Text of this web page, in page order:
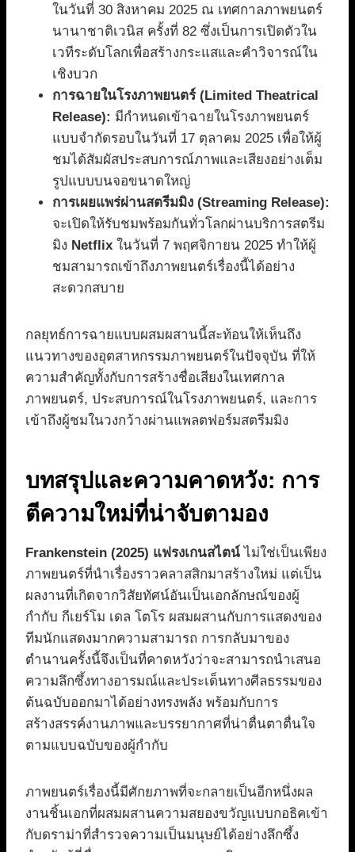
ในวันที่ 30 สิงหาคม 2025 ณ เทศกาลภาพยนตร์
นานาชาติเวนิส ครั้งที่ 82 ซึ่งเป็นการเปิดตัวใน
เวทีระดับโลกเพื่อสร้างกระแสและคำวิจารณ์ใน
เชิงบวก
การฉายในโรงภาพยนตร์ (Limited Theatrical
Release): มีกำหนดเข้าฉายในโรงภาพยนตร์
แบบจำกัดรอบในวันที่ 17 ตุลาคม 2025 เพื่อให้ผู้
ชมได้สัมผัสประสบการณ์ภาพและเสียงอย่างเต็ม
รูปแบบบนจอขนาดใหญ่
การเผยแพร่ผ่านสตรีมมิง (Streaming Release):
จะเปิดให้รับชมพร้อมกันทั่วโลกผ่านบริการสตรีม
มิง Netflix ในวันที่ 7 พฤศจิกายน 2025 ทำให้ผู้
ชมสามารถเข้าถึงภาพยนตร์เรื่องนี้ได้อย่าง
สะดวกสบาย
กลยุทธ์การฉายแบบผสมผสานนี้สะท้อนให้เห็นถึง
แนวทางของอุตสาหกรรมภาพยนตร์ในปัจจุบัน ที่ให้
ความสำคัญทั้งกับการสร้างชื่อเสียงในเทศกาล
ภาพยนตร์, ประสบการณ์ในโรงภาพยนตร์, และการ
เข้าถึงผู้ชมในวงกว้างผ่านแพลตฟอร์มสตรีมมิง
บทสรุปและความคาดหวัง: การ
ตีความใหม่ที่น่าจับตามอง
Frankenstein (2025) แฟรงเกนสไตน์ ไม่ใช่เป็นเพียง
ภาพยนตร์ที่นำเรื่องราวคลาสสิกมาสร้างใหม่ แต่เป็น
ผลงานที่เกิดจากวิสัยทัศน์อันเป็นเอกลักษณ์ของผู้
กำกับ กีเยร์โม เดล โตโร ผสมผสานกับการแสดงของ
ทีมนักแสดงมากความสามารถ การกลับมาของ
ตำนานครั้งนี้จึงเป็นที่คาดหวังว่าจะสามารถนำเสนอ
ความลึกซึ้งทางอารมณ์และประเด็นทางศีลธรรมของ
ต้นฉบับออกมาได้อย่างทรงพลัง พร้อมกับการ
สร้างสรรค์งานภาพและบรรยากาศที่น่าตื่นตาตื่นใจ
ตามแบบฉบับของผู้กำกับ
ภาพยนตร์เรื่องนี้มีศักยภาพที่จะกลายเป็นอีกหนึ่งผล
งานชิ้นเอกที่ผสมผสานความสยองขวัญแบบกอธิคเข้า
กับดราม่าที่สำรวจความเป็นมนุษย์ได้อย่างลึกซึ้ง